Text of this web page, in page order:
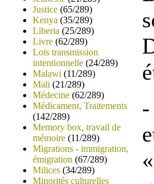
Justice (65/289)
Kenya (35/289)
Liberia (25/289)
Livre (62/289)
Lois transmission
intentionnelle (24/289)
Malawi (11/289)
Mali (21/289)
Médecine (62/289)
Médicament, Traitements
(142/289)
Memory box, travail de
mémoire (11/289)
Migrations - immigration,
émigration (67/289)
Milices (34/289)
Minorités culturelles